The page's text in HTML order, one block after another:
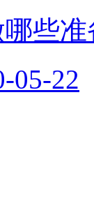
些准
05-22